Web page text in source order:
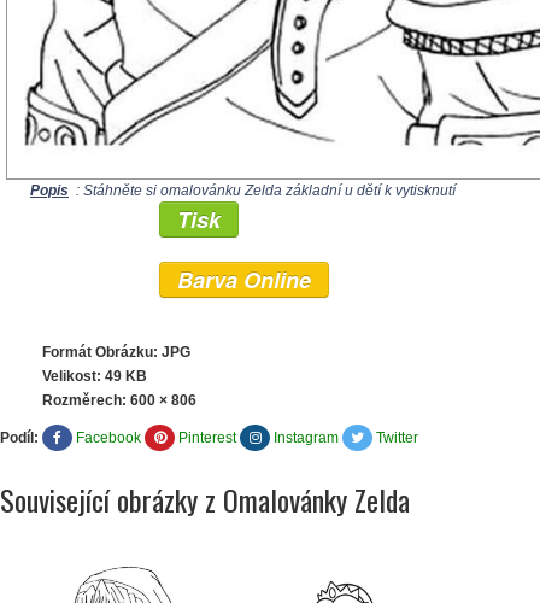
Popis : Stáhněte si omalovánku Zelda základní u dětí k vytisknutí
Tisk
Barva Online
Formát Obrázku: JPG
Velikost: 49 KB
Rozměrech: 600 × 806
Podíl: Facebook Pinterest Instagram Twitter
Související obrázky z Omalovánky Zelda